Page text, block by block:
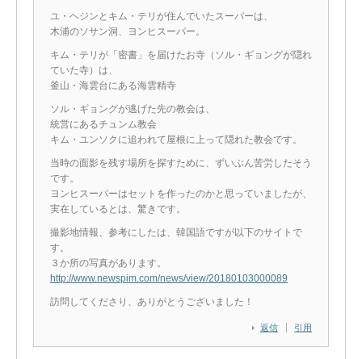
返信 引用
ユ・ヘジンとキム・テリが住んでいたスーパーは、
木浦のソサン洞、ヨンヒスーパー。
キム・テリが「密書」を届けたお寺（ソル・ギョングが隠れ
ていた寺）は、
釜山・海雲台にある海雲精寺
ソル・ギョングが逃げた先の教会は、
統営にあるチュンム教会
キム・ユンソクに追われて屋根に上って隠れた教会です。
当時の面影を残す場所を探すために、ずいぶん苦労したそう
です。
ヨンヒスーパーはセットを作ったのかと思っていましたが、
実在しているとは、驚きです。
撮影地情報、参考にしたは、韓国語ですが以下のサイトで
す。
３か所の写真があります。
http://www.newspim.com/news/view/20180103000089
訪問してくださり、ありがとうございました！